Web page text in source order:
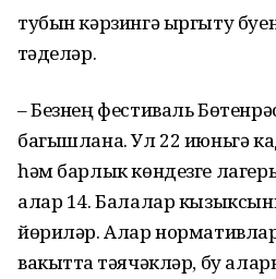
тубын кәрзингә ыргыту
үтәделәр.
– Безнең фестиваль
багышлана. Ул 22 июньгә
һәм барлык көндезге
алар 14. Балалар
йөриләр. Алар
вакытта үтәячәкләр, бу